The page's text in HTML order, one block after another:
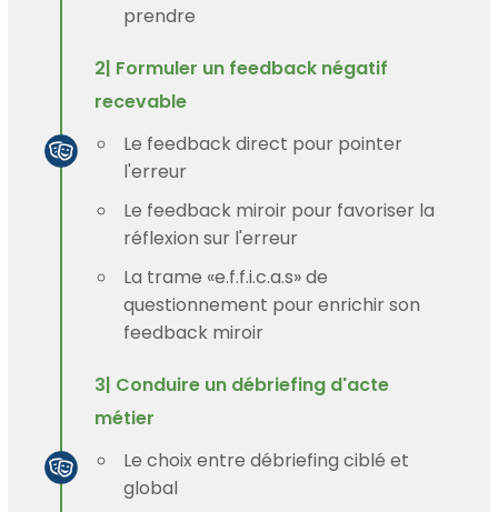
prendre
2| Formuler un feedback négatif
recevable
Le feedback direct pour pointer
l'erreur
Le feedback miroir pour favoriser la
réflexion sur l'erreur
La trame «e.f.f.i.c.a.s» de
questionnement pour enrichir son
feedback miroir
3| Conduire un débriefing d'acte
métier
Le choix entre débriefing ciblé et
global